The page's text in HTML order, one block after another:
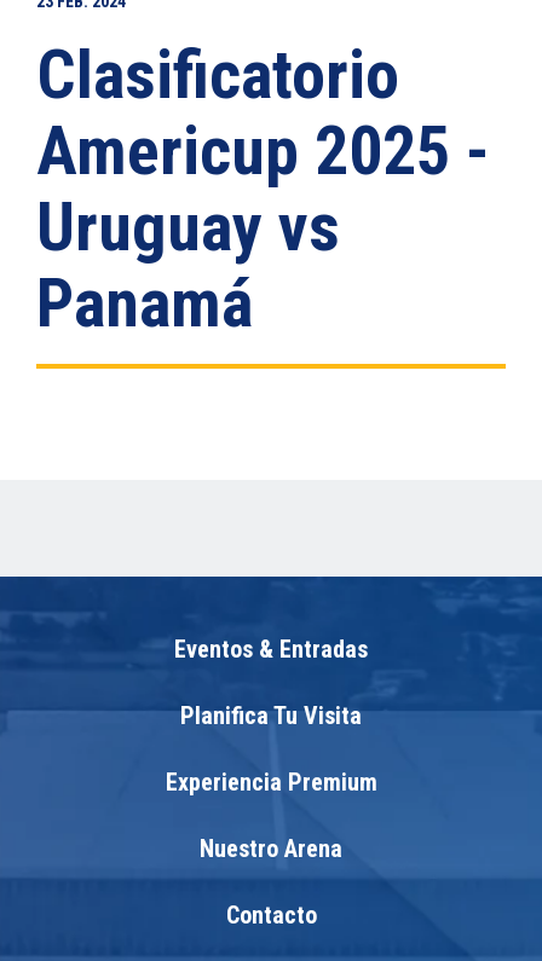
Clasificatorio
Americup 2025 -
Uruguay vs
Panamá
Eventos & Entradas
Planifica Tu Visita
Experiencia Premium
Nuestro Arena
Contacto